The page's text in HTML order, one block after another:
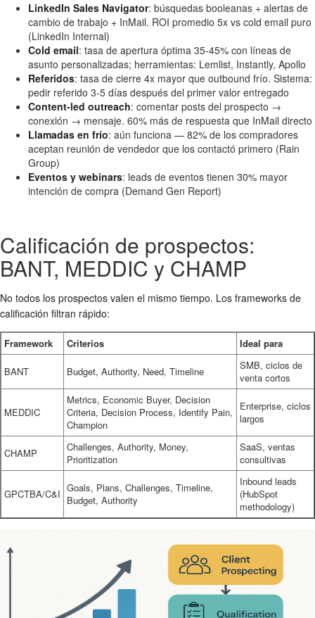
LinkedIn Sales Navigator: búsquedas booleanas + alertas de
cambio de trabajo + InMail. ROI promedio 5x vs cold email puro
(LinkedIn Internal)
Cold email: tasa de apertura óptima 35-45% con líneas de
asunto personalizadas; herramientas: Lemlist, Instantly, Apollo
Referidos: tasa de cierre 4x mayor que outbound frío. Sistema:
pedir referido 3-5 días después del primer valor entregado
Content-led outreach: comentar posts del prospecto →
conexión → mensaje. 60% más de respuesta que InMail directo
Llamadas en frío: aún funciona — 82% de los compradores
aceptan reunión de vendedor que los contactó primero (Rain
Group)
Eventos y webinars: leads de eventos tienen 30% mayor
intención de compra (Demand Gen Report)
Calificación de prospectos:
BANT, MEDDIC y CHAMP
No todos los prospectos valen el mismo tiempo. Los frameworks de
calificación filtran rápido:
Framework Criterios Ideal para
BANT Budget, Authority, Need, Timeline
SMB, ciclos de
venta cortos
MEDDIC
Metrics, Economic Buyer, Decision
Criteria, Decision Process, Identify Pain,
Champion
Enterprise, ciclos
largos
CHAMP
Challenges, Authority, Money,
Prioritization
SaaS, ventas
consultivas
GPCTBA/C&I Goals, Plans, Challenges, Timeline,
Budget, Authority
Inbound leads
(HubSpot
methodology)